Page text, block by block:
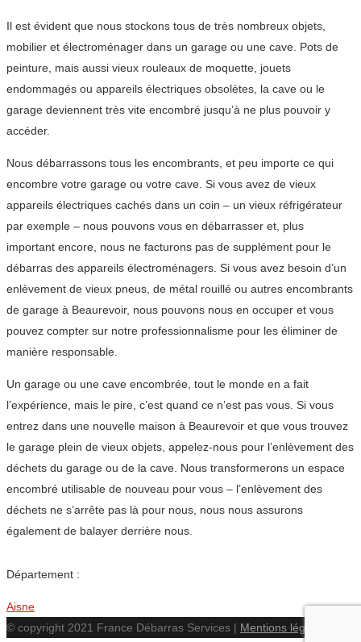
Il est évident que nous stockons tous de très nombreux objets,
mobilier et électroménager dans un garage ou une cave. Pots de
peinture, mais aussi vieux rouleaux de moquette, jouets
endommagés ou appareils électriques obsolètes, la cave ou le
garage deviennent très vite encombré jusqu’à ne plus pouvoir y
accéder.
Nous débarrassons tous les encombrants, et peu importe ce qui
encombre votre garage ou votre cave. Si vous avez de vieux
appareils électriques cachés dans un coin – un vieux réfrigérateur
par exemple – nous pouvons vous en débarrasser et, plus
important encore, nous ne facturons pas de supplément pour le
débarras des appareils électroménagers. Si vous avez besoin d’un
enlèvement de vieux pneus, de métal rouillé ou autres encombrants
de garage à Beaurevoir, nous pouvons nous en occuper et vous
pouvez compter sur notre professionnalisme pour les éliminer de
manière responsable.
Un garage ou une cave encombrée, tout le monde en a fait
l’expérience, mais le pire, c’est quand ce n’est pas vous. Si vous
entrez dans une nouvelle maison à Beaurevoir et que vous trouvez
le garage plein de vieux objets, appelez-nous pour l’enlèvement des
déchets du garage ou de la cave. Nous transformerons un espace
encombré utilisable de nouveau pour vous – l’enlèvement des
déchets ne s’arrête pas là pour nous, nous nous assurons
également de balayer derrière nous.
Département :
Aisne
© copyright 2021 France Débarras Services | Mentions légales